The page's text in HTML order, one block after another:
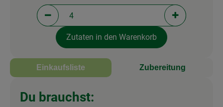
Portionen verringern (aktuell 4 PortionenPortionen
Zutaten in den Warenkorb
Einkaufsliste Zubereitung
Du brauchst: